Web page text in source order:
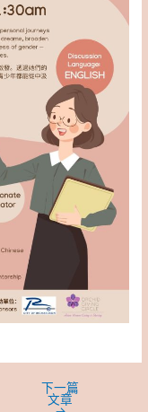
下一篇
文章